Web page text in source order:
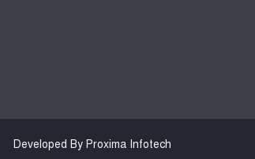
Developed By Proxima Infotech